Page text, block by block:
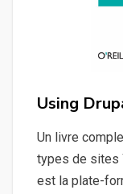
Using
Un livre
types de sites
est la plate-